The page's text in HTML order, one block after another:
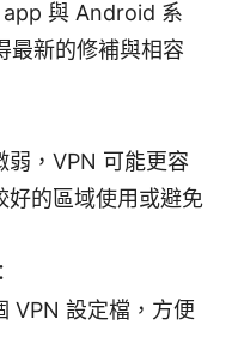
app 與 Android 系
最新的修補與相容
弱，VPN 可能更容
好的區域使用或避免
VPN 設定檔，方便